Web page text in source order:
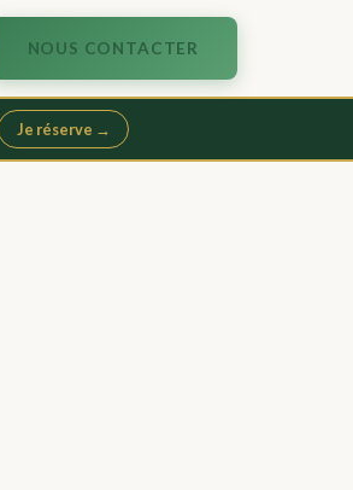
NOUS CONTACTER
Je réserve →